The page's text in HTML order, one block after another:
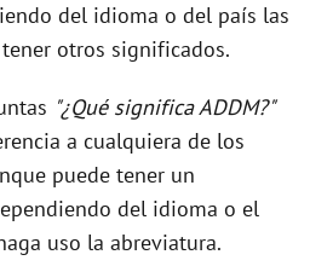
del idioma o del país las
otros significados.
"¿Qué significa ADDM?"
a cualquiera de los
puede tener un
del idioma o el
uso la abreviatura.